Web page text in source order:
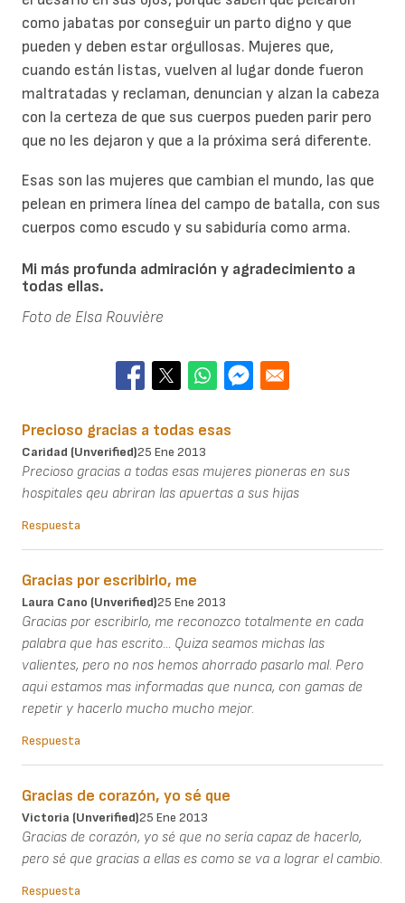
como jabatas por conseguir un parto digno y que
pueden y deben estar orgullosas. Mujeres que,
cuando están listas, vuelven al lugar donde fueron
maltratadas y reclaman, denuncian y alzan la cabeza
con la certeza de que sus cuerpos pueden parir pero
que no les dejaron y que a la próxima será diferente.
Esas son las mujeres que cambian el mundo, las que
pelean en primera línea del campo de batalla, con sus
cuerpos como escudo y su sabiduría como arma.
Mi más profunda admiración y agradecimiento a
todas ellas.
Foto de Elsa Rouvière
Precioso gracias a todas esas
Caridad (unverified)25 Ene 2013
Precioso gracias a todas esas mujeres pioneras en sus
hospitales qeu abriran las apuertas a sus hijas
Respuesta
Gracias por escribirlo, me
Laura Cano (unverified)25 Ene 2013
Gracias por escribirlo, me reconozco totalmente en cada
palabra que has escrito... Quiza seamos michas las
valientes, pero no nos hemos ahorrado pasarlo mal. Pero
aqui estamos mas informadas que nunca, con gamas de
repetir y hacerlo mucho mucho mejor.
Respuesta
Gracias de corazón, yo sé que
Victoria (unverified)25 Ene 2013
Gracias de corazón, yo sé que no sería capaz de hacerlo,
pero sé que gracias a ellas es como se va a lograr el cambio.
Respuesta